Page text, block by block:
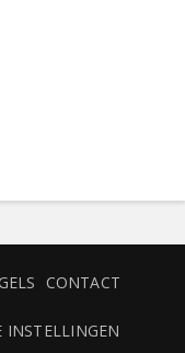
CONTACT
INSTELLINGEN